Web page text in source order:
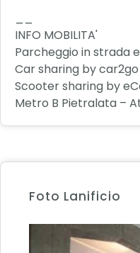
INFO MOBILITA'
Parcheggio in strada
Car sharing by car2go
Scooter sharing by
Metro B Pietralata –
Foto Lanificio